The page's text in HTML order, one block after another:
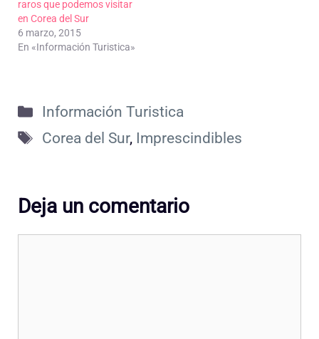
raros que podemos visitar
en Corea del Sur
6 marzo, 2015
En «Información Turistica»
Categorías
Información Turistica
Etiquetas
Corea del Sur, Imprescindibles
Deja un comentario